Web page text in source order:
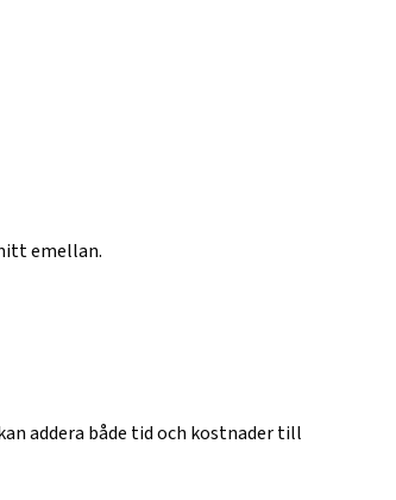
emellan.
addera både tid och kostnader till